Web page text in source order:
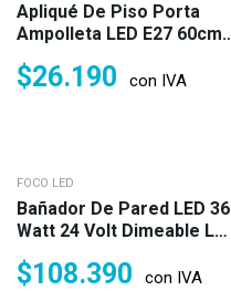
Apliqué De Piso Porta
Ampolleta LED E27 60cm
$26.190 con IVA
FOCO LED
Bañador De Pared LED 36
Watt 24 Volt Dimeable Luz
$108.390 con IVA